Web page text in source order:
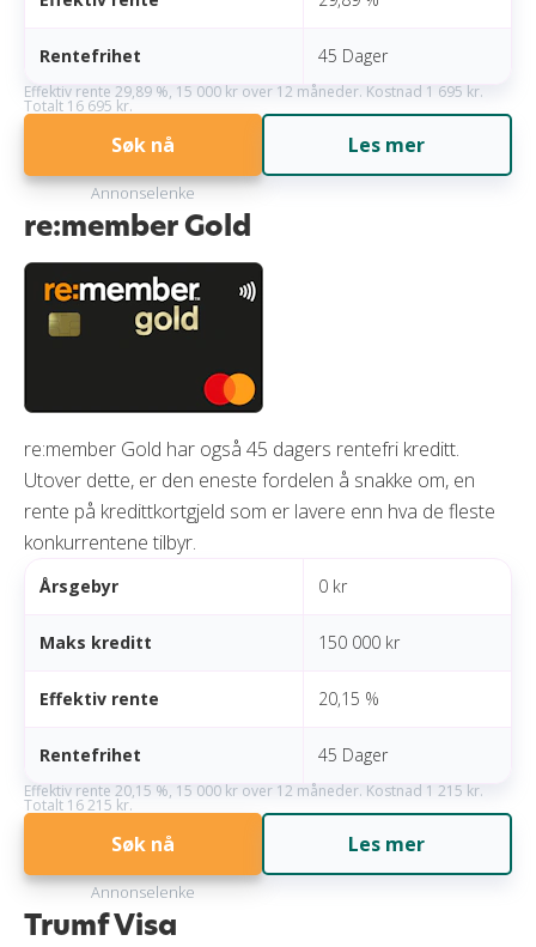
Rentefrihet 45 Dager
Effektiv rente 29,89 %, 15 000 kr over 12 måneder. Kostnad 1 695 kr.
Totalt 16 695 kr.
Søk nå
Annonselenke
Les mer
re:member Gold
re:member Gold har også 45 dagers rentefri kreditt.
Utover dette, er den eneste fordelen å snakke om, en
rente på kredittkortgjeld som er lavere enn hva de fleste
konkurrentene tilbyr.
Årsgebyr 0 kr
Maks kreditt 150 000 kr
Effektiv rente 20,15 %
Rentefrihet 45 Dager
Effektiv rente 20,15 %, 15 000 kr over 12 måneder. Kostnad 1 215 kr.
Totalt 16 215 kr.
Søk nå
Annonselenke
Les mer
Trumf Visa